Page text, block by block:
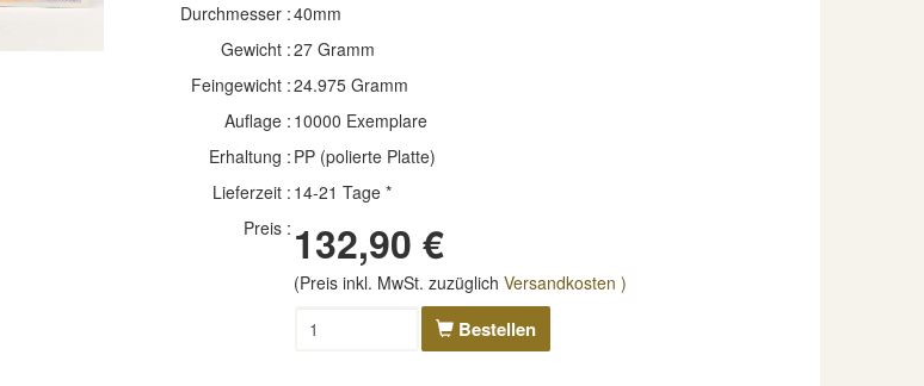
Durchmesser :40mm
Gewicht :27 Gramm
Feingewicht :24.975 Gramm
Auflage : 10000 Exemplare
Erhaltung : PP (polierte Platte)
Lieferzeit : 14-21 Tage *
Preis : 132,90 €
(Preis inkl. MwSt. zuzüglich Versandkosten )
Bestellen